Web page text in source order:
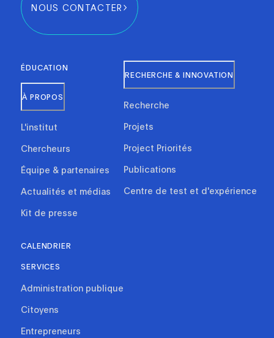
NOUS CONTACTER
ÉDUCATION
À PROPOS
L'institut
Chercheurs
Équipe & partenaires
Actualités et médias
Kit de presse
RECHERCHE & INNOVATION
Recherche
Projets
Project Priorités
Publications
Centre de test et d'expérience
CALENDRIER
SERVICES
Administration publique
Citoyens
Entrepreneurs